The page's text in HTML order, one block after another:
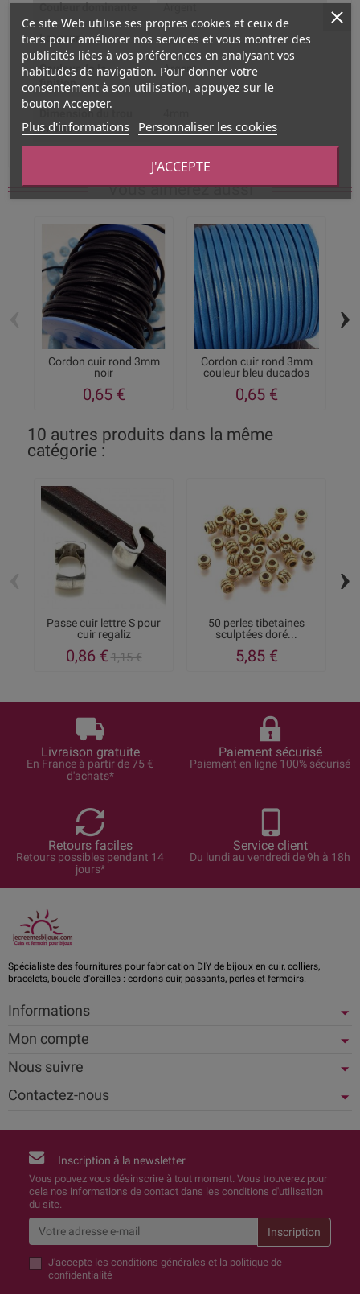
Couleur dominante Argent
Largeur
Couleur de la
finition
Argent
Dimension du trou
intérieur
Vous aimerez aussi
Cordon cuir rond 3mm
noir
0,65 €
Cordon cuir rond 3mm
couleur bleu ducados
0,65 €
›
10 autres produits dans la même
catégorie :
Passe cuir lettre S pour
cuir regaliz
0,86 €1,15 €
50 perles tibetaines
sculptées doré...
5,85 €
›
Livraison gratuite
En France à partir de 75 €
d'achats*
Paiement sécurisé
Paiement en ligne 100% sécurisé
Retours faciles
Retours possibles pendant 14
jours*
Service client
Du lundi au vendredi de 9h à 18h
Spécialiste des fournitures pour fabrication DIY de bijoux en cuir, colliers,
bracelets, boucle d'oreilles : cordons cuir, passants, perles et fermoirs.
Informations
Mon compte
Nous suivre
Contactez-nous
Ce site Web utilise ses propres cookies et ceux de
tiers pour améliorer nos services et vous montrer des
publicités liées à vos préférences en analysant vos
habitudes de navigation. Pour donner votre
consentement à son utilisation, appuyez sur le
bouton Accepter.
Plus d'informations Personnaliser les cookies
J'ACCEPTE
Inscription à la newsletter
Vous pouvez vous désinscrire à tout moment. Vous trouverez pour
cela nos informations de contact dans les conditions d'utilisation
du site.
J'accepte les conditions générales et la politique de
confidentialité